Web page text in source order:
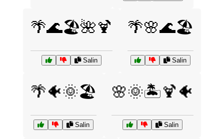
🌴🌊🏖️🌺🍹
Salin
🌴🌸🌊🏖️
Salin
🌴🐠🌞🏖️
Salin
🌸🌞🏝️🍹🐠
Salin